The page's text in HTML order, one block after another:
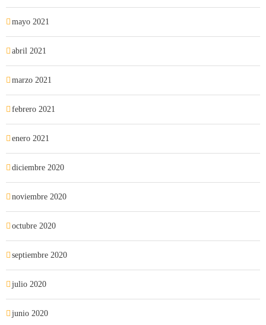
mayo 2021
abril 2021
marzo 2021
febrero 2021
enero 2021
diciembre 2020
noviembre 2020
octubre 2020
septiembre 2020
julio 2020
junio 2020